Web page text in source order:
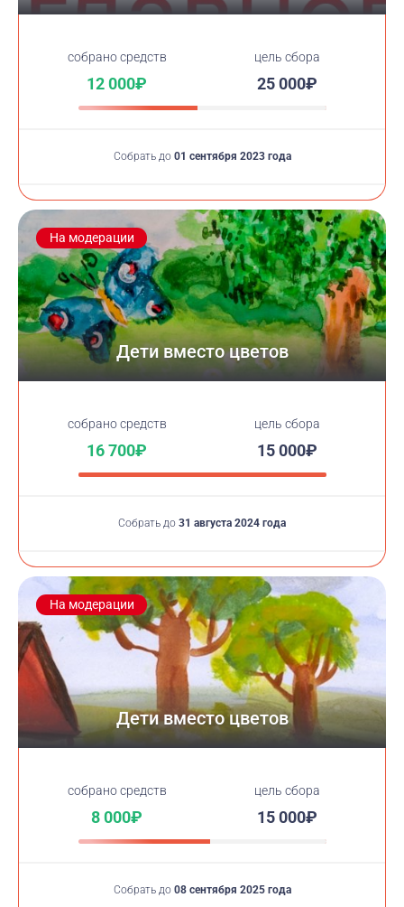
cобрано средств
12 000₽
цель сбора
25 000₽
Собрать до 01 сентября 2023 года
На модерации
Дети вместо цветов
cобрано средств
16 700₽
цель сбора
15 000₽
Собрать до 31 августа 2024 года
На модерации
Дети вместо цветов
cобрано средств
8 000₽
цель сбора
15 000₽
Собрать до 08 сентября 2025 года